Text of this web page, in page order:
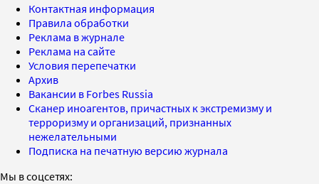
Контактная информация
Правила обработки
Реклама в журнале
Реклама на сайте
Условия перепечатки
Архив
Вакансии в Forbes Russia
Сканер иноагентов, причастных к экстремизму и
терроризму и организаций, признанных
нежелательными
Подписка на печатную версию журнала
Мы в соцсетях: